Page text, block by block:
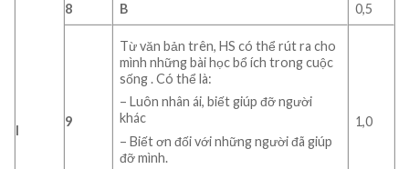
I
8
B 0,5
9
Từ văn bản trên, HS có thể rút ra cho
mình những bài học bổ ích trong cuộc
sống . Có thể là:
– Luôn nhân ái, biết giúp đỡ người
khác
– Biết ơn đối với những người đã giúp
đỡ mình.
1,0